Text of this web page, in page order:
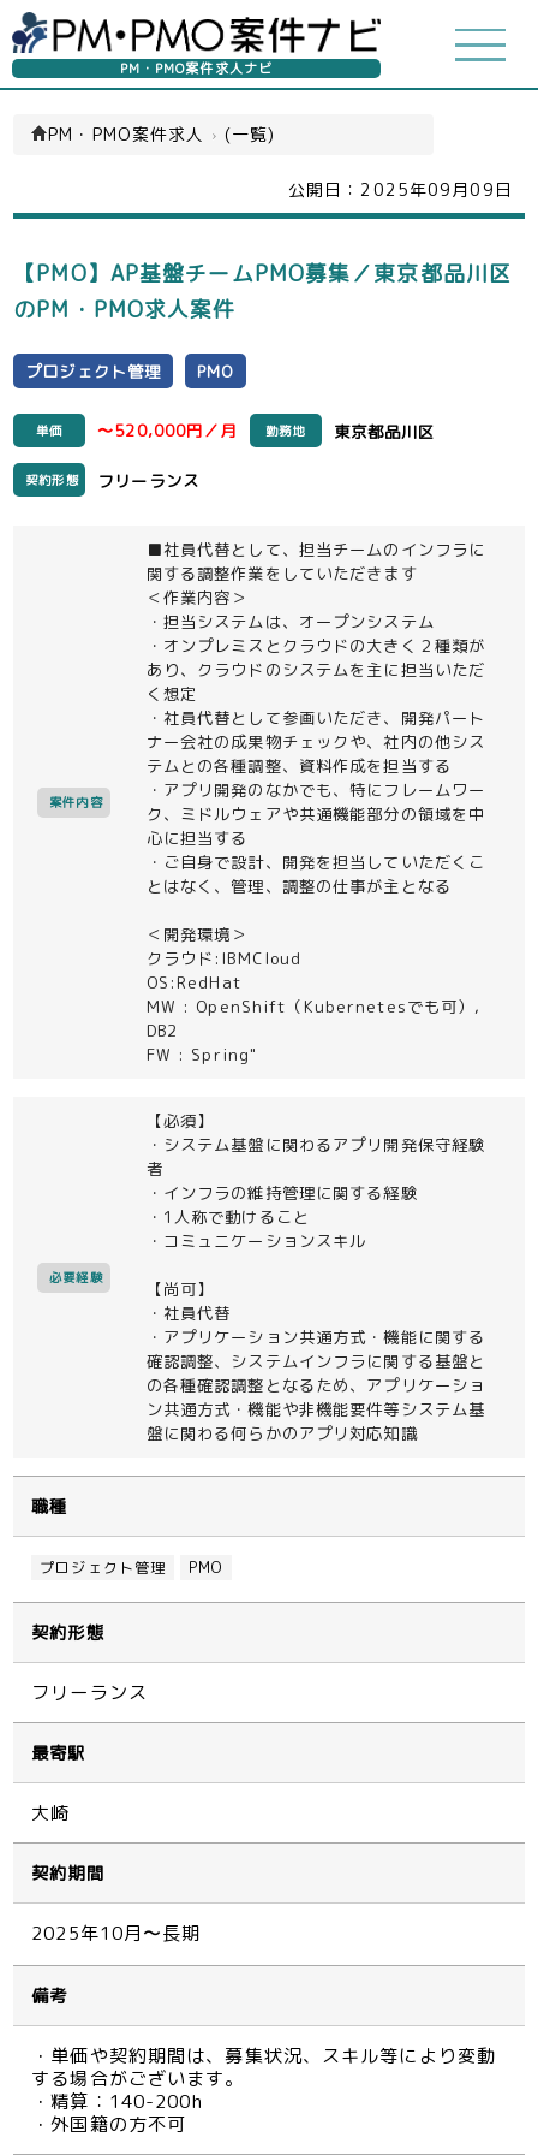
PM・PMO案件求人ナビ
PM・PMO案件求人 › (一覧)
公開日： 2025年09月09日
【PMO】AP基盤チームPMO募集／東京都品川区
のPM・PMO求人案件
プロジェクト管理 PMO
単価 〜520,000円／月 勤務地 東京都品川区
契約形態 フリーランス
案件内容
■社員代替として、担当チームのインフラに
関する調整作業をしていただきます
＜作業内容＞
・担当システムは、オープンシステム
・オンプレミスとクラウドの大きく２種類が
あり、クラウドのシステムを主に担当いただ
く想定
・社員代替として参画いただき、開発パート
ナー会社の成果物チェックや、社内の他シス
テムとの各種調整、資料作成を担当する
・アプリ開発のなかでも、特にフレームワー
ク、ミドルウェアや共通機能部分の領域を中
心に担当する
・ご自身で設計、開発を担当していただくこ
とはなく、管理、調整の仕事が主となる
＜開発環境＞
クラウド:IBMCloud
OS:RedHat
MW : OpenShift（Kubernetesでも可）,
DB2
FW : Spring"
必要経験
【必須】
・システム基盤に関わるアプリ開発保守経験
者
・インフラの維持管理に関する経験
・1人称で動けること
・コミュニケーションスキル
【尚可】
・社員代替
・アプリケーション共通方式・機能に関する
確認調整、システムインフラに関する基盤と
の各種確認調整となるため、アプリケーショ
ン共通方式・機能や非機能要件等システム基
盤に関わる何らかのアプリ対応知識
職種
プロジェクト管理 PMO
契約形態
フリーランス
最寄駅
大崎
契約期間
2025年10月〜長期
備考
・単価や契約期間は、募集状況、スキル等により変動
する場合がございます。
・精算：140-200h
・外国籍の方不可